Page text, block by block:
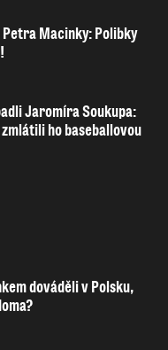
Macinky: Polibky
Jaromíra Soukupa:
ho baseballovou
dováděli v Polsku,